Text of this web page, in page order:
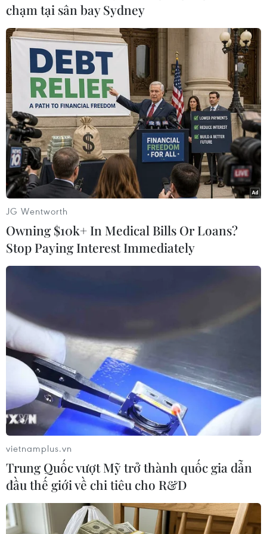
video dựa trên cảm hứng của bài hát này, thu
hút được rất nhiều lượt xem trên YouTube./.
(Vietnam+)
Theo dõi VietnamPlus
TIN LIÊN QUAN
chạm tại sân bay Sydney
JG Wentworth
Owning $10k+ In Medical Bills Or Loans?
Stop Paying Interest Immediately
vietnamplus.vn
Trung Quốc vượt Mỹ trở thành quốc gia dẫn
đầu thế giới về chi tiêu cho R&D